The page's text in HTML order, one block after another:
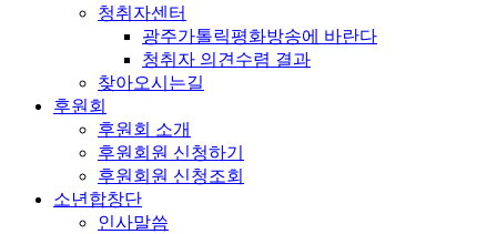
청취자센터
광주가톨릭평화방송에 바란다
청취자 의견수렴 결과
찾아오시는길
후원회
후원회 소개
후원회원 신청하기
후원회원 신청조회
소년합창단
인사말씀